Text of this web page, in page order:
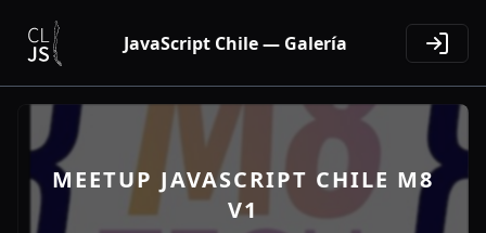
JavaScript Chile — Galería
MEETUP JAVASCRIPT CHILE M8
V1